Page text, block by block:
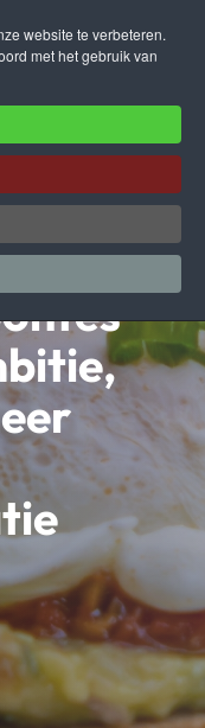
website te verbeteren.
met het gebruik van